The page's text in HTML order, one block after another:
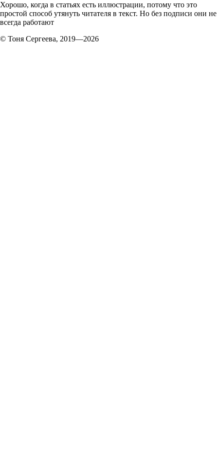
Хорошо, когда в статьях есть иллюстрации, потому что это
простой способ утянуть читателя в текст. Но без подписи они не
всегда работают
© Тоня Сергеева, 2019—2026